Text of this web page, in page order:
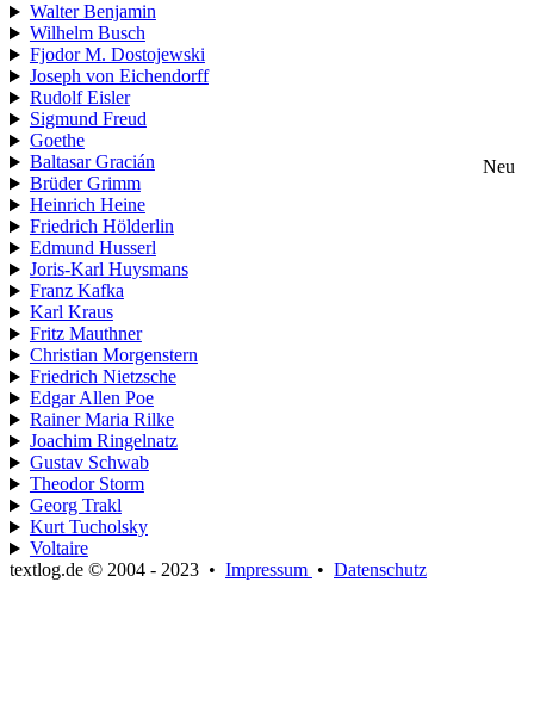
Walter Benjamin
Wilhelm Busch
Fjodor M. Dostojewski
Joseph von Eichendorff
Rudolf Eisler
Sigmund Freud
Goethe
Baltasar Gracián
Neu
Brüder Grimm
Heinrich Heine
Friedrich Hölderlin
Edmund Husserl
Joris-Karl Huysmans
Franz Kafka
Karl Kraus
Fritz Mauthner
Christian Morgenstern
Friedrich Nietzsche
Edgar Allen Poe
Rainer Maria Rilke
Joachim Ringelnatz
Gustav Schwab
Theodor Storm
Georg Trakl
Kurt Tucholsky
Voltaire
textlog.de © 2004 - 2023 • Impressum • Datenschutz